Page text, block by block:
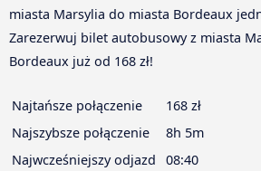
miasta Marsylia do miasta Bordeaux
Zarezerwuj bilet autobusowy z miasta
Bordeaux już od 168 zł!
Najtańsze połączenie
168 zł
Najszybsze połączenie
8h 5m
Najwcześniejszy odjazd
08:40